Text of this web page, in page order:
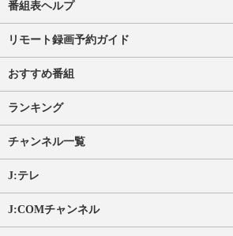
番組表ヘルプ
リモート録画予約ガイド
おすすめ番組
ランキング
チャンネル一覧
J:テレ
J:COMチャンネル